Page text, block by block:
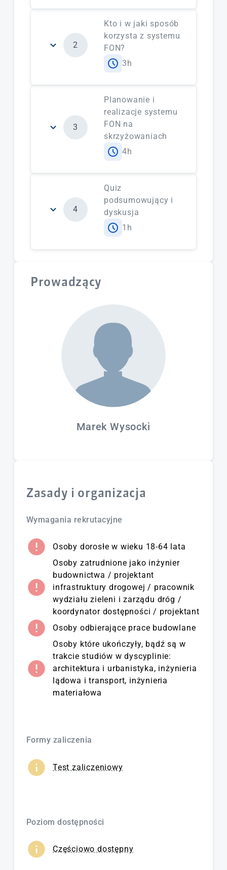
Forma: wykład uczestniczący
2
Kto i w jaki sposób
korzysta z systemu
FON?
3h
Forma: warsztaty z udziałem user
3
Planowanie i
realizacje systemu
FON na
skrzyżowaniach
4h
Forma: warsztaty w grupach
4
Quiz
podsumowujący i
dyskusja
1h
Forma: dyskusja
Prowadzący
Marek Wysocki
Zasady i organizacja
Wymagania rekrutacyjne
Osoby dorosłe w wieku 18-64 lata
Osoby zatrudnione jako inżynier
budownictwa / projektant
infrastruktury drogowej / pracownik
wydziału zieleni i zarządu dróg /
koordynator dostępności / projektant
Osoby odbierające prace budowlane
Osoby które ukończyły, bądź są w
trakcie studiów w dyscyplinie:
architektura i urbanistyka, inżynieria
lądowa i transport, inżynieria
materiałowa
Formy zaliczenia
Test zaliczeniowy
Poziom dostępności
Częściowo dostępny